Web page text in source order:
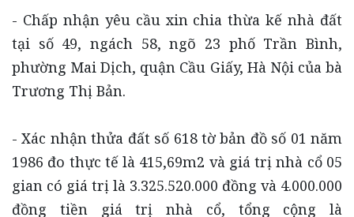
- Chấp nhận yêu cầu xin chia thừa kế nhà đất
tại số 49, ngách 58, ngõ 23 phố Trần Bình,
phường Mai Dịch, quận Cầu Giấy, Hà Nội của bà
Trương Thị Bản.
- Xác nhận thửa đất số 618 tờ bản đồ số 01 năm
1986 đo thực tế là 415,69m2 và giá trị nhà cổ 05
gian có giá trị là 3.325.520.000 đồng và 4.000.000
đồng tiền giá trị nhà cổ, tổng cộng là